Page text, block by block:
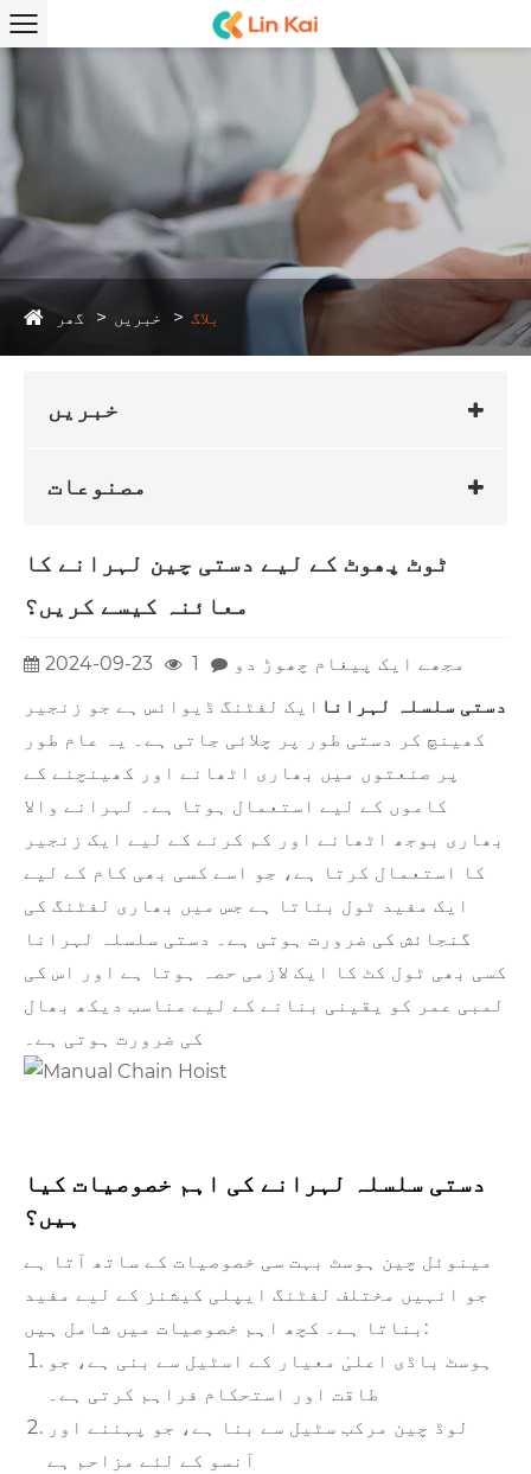
گھر خبریں بلاگ
خبریں
مصنوعات
ٹوٹ پھوٹ کے لیے دستی چین لہرانے کا
معائنہ کیسے کریں؟
2024-09-23 1
مجھے ایک پیغام چھوڑ دو
دستی سلسلہ لہرانا ایک لفٹنگ ڈیوائس ہے جو زنجیر
کھینچ کر دستی طور پر چلائی جاتی ہے۔ یہ عام طور
پر صنعتوں میں بھاری اٹھانے اور کھینچنے کے
کاموں کے لیے استعمال ہوتا ہے۔ لہرانے والا
بھاری بوجھ اٹھانے اور کم کرنے کے لیے ایک زنجیر
کا استعمال کرتا ہے، جو اسے کسی بھی کام کے لیے
ایک مفید ٹول بناتا ہے جس میں بھاری لفٹنگ کی
گنجائش کی ضرورت ہوتی ہے۔ دستی سلسلہ لہرانا
کسی بھی ٹول کٹ کا ایک لازمی حصہ ہوتا ہے اور اس کی
لمبی عمر کو یقینی بنانے کے لیے مناسب دیکھ بھال
کی ضرورت ہوتی ہے۔
دستی سلسلہ لہرانے کی اہم خصوصیات کیا
ہیں؟
مینوئل چین ہوسٹ بہت سی خصوصیات کے ساتھ آتا ہے
جو انہیں مختلف لفٹنگ ایپلی کیشنز کے لیے مفید
بناتا ہے۔ کچھ اہم خصوصیات میں شامل ہیں:
ہوسٹ باڈی اعلیٰ معیار کے اسٹیل سے بنی ہے، جو
طاقت اور استحکام فراہم کرتی ہے۔
لوڈ چین مرکب سٹیل سے بنا ہے، جو پہننے اور
آنسو کے لئے مزاحم ہے